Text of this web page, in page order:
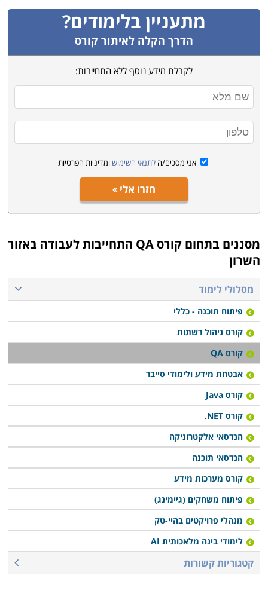
מתעניין בלימודים?
הדרך הקלה לאיתור קורס
לקבלת מידע נוסף ללא התחייבות:
אני מסכים/ה לתנאי השימוש ומדיניות הפרטיות
חזרו אלי
מסננים בתחום
קורס QA התחייבות לעבודה באזור
השרון
מסלולי לימוד
פיתוח תוכנה - כללי
קורס ניהול רשתות
קורס QA
אבטחת מידע ולימודי סייבר
קורס Java
קורס NET.
הנדסאי אלקטרוניקה
הנדסאי תוכנה
קורס מערכות מידע
פיתוח משחקים (גיימינג)
מנהלי פרויקטים בהיי-טק
לימודי בינה מלאכותית AI
קטגוריות קשורות